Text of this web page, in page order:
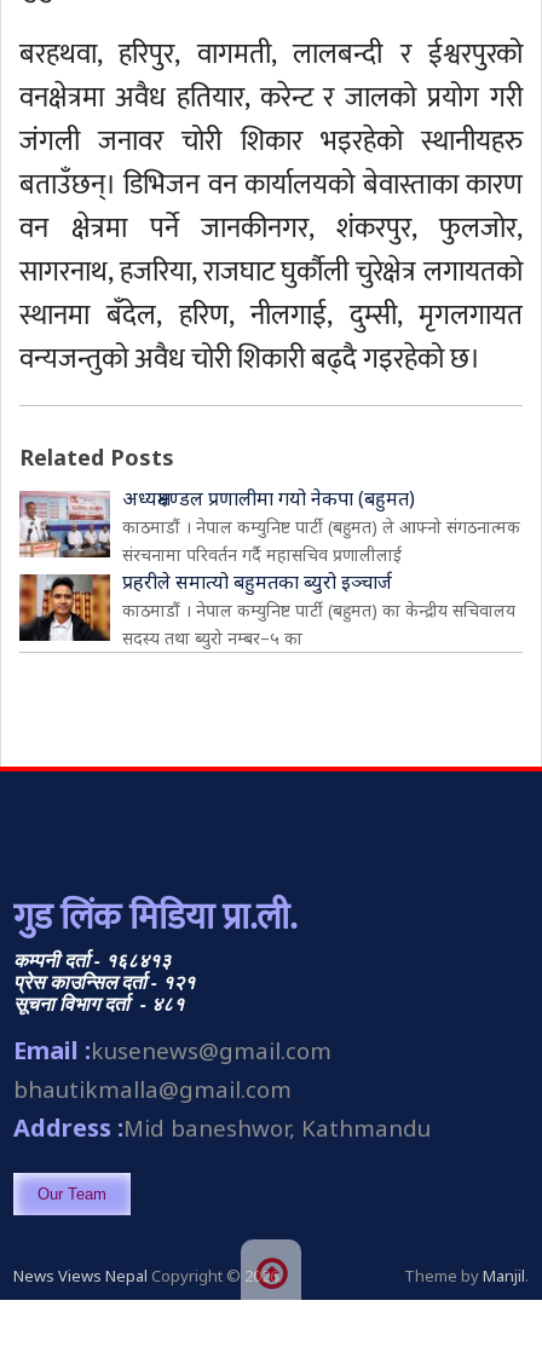
बरहथवा, हरिपुर, वागमती, लालबन्दी र ईश्वरपुरको
वनक्षेत्रमा अवैध हतियार, करेन्ट र जालको प्रयोग गरी
जंगली जनावर चोरी शिकार भइरहेको स्थानीयहरु
बताउँछन्। डिभिजन वन कार्यालयको बेवास्ताका कारण
वन क्षेत्रमा पर्ने जानकीनगर, शंकरपुर, फुलजोर,
सागरनाथ, हजरिया, राजघाट घुर्कौली चुरेक्षेत्र लगायतको
स्थानमा बँदेल, हरिण, नीलगाई, दुम्सी, मृगलगायत
वन्यजन्तुको अवैध चोरी शिकारी बढ्दै गइरहेको छ।
Related Posts
अध्यक्षमण्डल प्रणालीमा गयो नेकपा (बहुमत)
काठमाडौं । नेपाल कम्युनिष्ट पार्टी (बहुमत) ले आफ्नो संगठनात्मक
संरचनामा परिवर्तन गर्दै महासचिव प्रणालीलाई
प्रहरीले समात्यो बहुमतका ब्युरो इञ्चार्ज
काठमाडौं । नेपाल कम्युनिष्ट पार्टी (बहुमत) का केन्द्रीय सचिवालय
सदस्य तथा ब्युरो नम्बर–५ का
गुड लिंक मिडिया प्रा.ली.
कम्पनी दर्ता - १६८४१३
प्रेस काउन्सिल दर्ता - १२१
सूचना विभाग दर्ता - ४८१
Email :kusenews@gmail.com
bhautikmalla@gmail.com
Address :Mid baneshwor, Kathmandu
Our Team
News Views Nepal Copyright © 2026. Theme byManjil.